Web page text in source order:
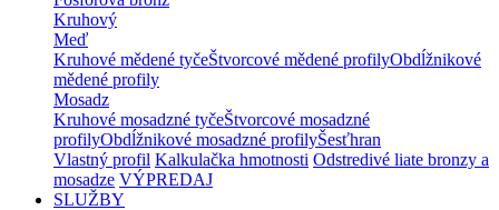
Kruhový
Meď
Kruhové mědené tyčeŠtvorcové mědené profilyObdĺžnikové
mědené profily
Mosadz
Kruhové mosadzné tyčeŠtvorcové mosadzné
profilyObdĺžnikové mosadzné profilyŠesťhran
Vlastný profil Kalkulačka hmotnosti Odstredivé liate bronzy a
mosadze VÝPREDAJ
SLUŽBY